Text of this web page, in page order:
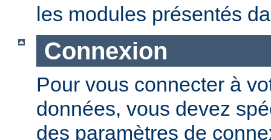
les modules présentés
Connexion
Pour vous connecter à
données, vous devez
des paramètres de